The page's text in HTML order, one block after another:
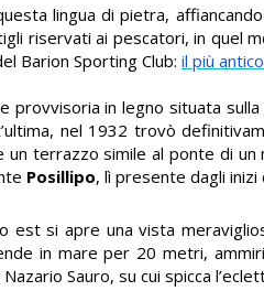
lingua di pietra,
riservati ai pescatori, in quel
Barion Sporting Club: il più
provvisoria in legno situata
nel 1932 trovò
terrazzo simile al ponte di
Posillipo, lì presente dagli inizi
est si apre una vista
in mare per 20 metri,
Sauro, su cui spicca